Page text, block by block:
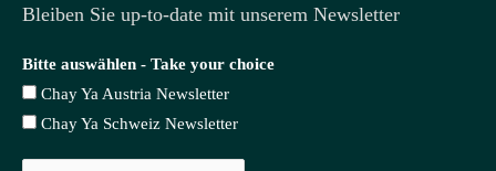
Bleiben Sie up-to-date mit unserem Newsletter
Bitte auswählen - Take your choice
Chay Ya Austria Newsletter
Chay Ya Schweiz Newsletter